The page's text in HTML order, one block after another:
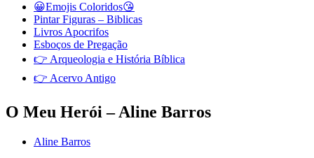
😀Emojis Coloridos😘
Pintar Figuras – Biblicas
Livros Apocrifos
Esboços de Pregação
👉 Arqueologia e História Bíblica
👉 Acervo Antigo
O Meu Herói – Aline Barros
Aline Barros